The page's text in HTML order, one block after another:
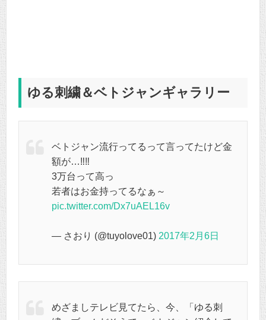
ゆる刺繍＆ベトジャンギャラリー
ベトジャン流行ってるって言ってたけど金
額が…‼️‼️
3万台って高っ
若者はお金持ってるなぁ～
pic.twitter.com/Dx7uAEL16v
— さおり (@tuyolove01) 2017年2月6日
めざましテレビ見てたら、今、「ゆる刺